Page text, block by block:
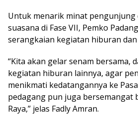
Untuk menarik minat pengunjung
suasana di Fase VII, Pemko
serangkaian kegiatan hiburan
“Kita akan gelar senam bersama,
kegiatan hiburan lainnya, agar
menikmati kedatangannya ke
pedagang pun juga bersemangat
Raya,” jelas Fadly Amran.